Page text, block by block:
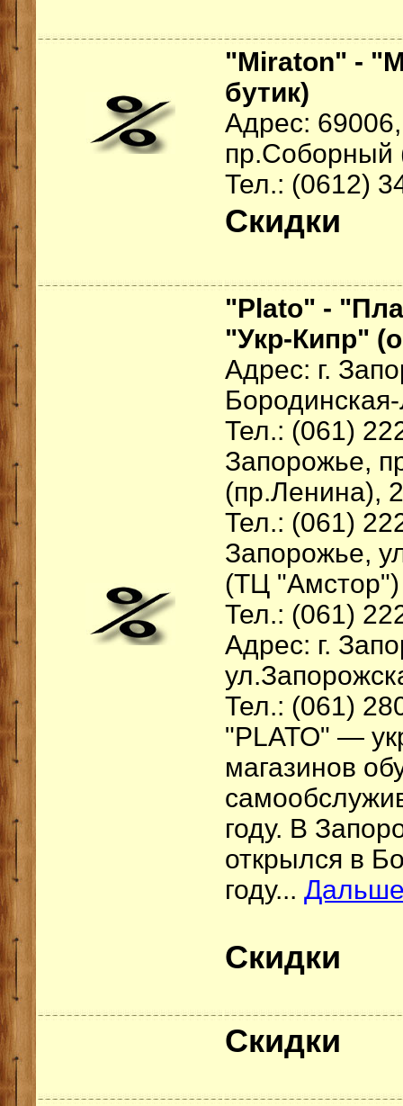
"Miraton" -
бутик)
Адрес:
пр.Соборный
Тел.: (0612)
Скидки
"Plato" -
"Укр-Кипр"
Адрес: г.
Тел.: (061)
Запорожье,
(пр.Ленина),
Тел.: (061)
Запорожье,
(ТЦ "Амстор")
Тел.: (061)
Адрес: г.
Тел.: (061)
"PLATO" —
магазинов
году. В
открылся в
году...
Скидки
Скидки